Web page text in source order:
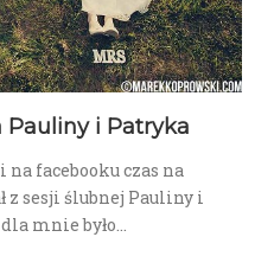
Pauliny i Patryka
na facebooku czas na
z sesji ślubnej Pauliny i
mnie było…